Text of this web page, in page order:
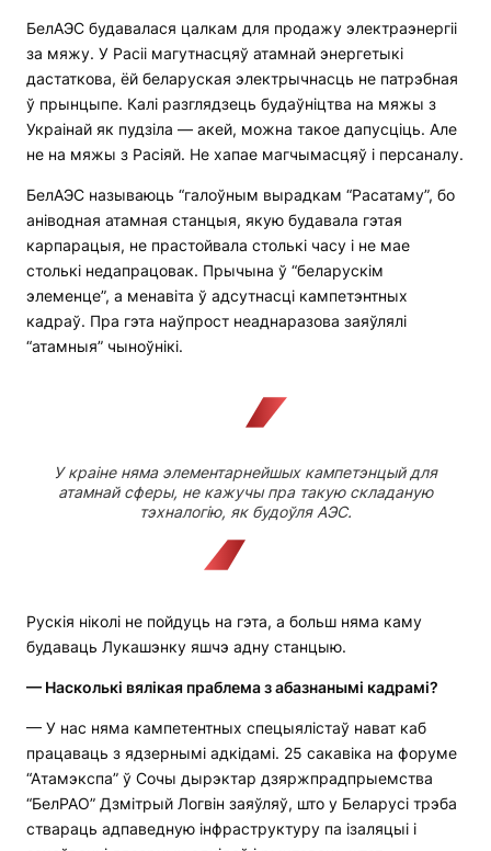
БелАЭС будавалася цалкам для продажу электраэнергіі
за мяжу. У Расіі магутнасцяў атамнай энергетыкі
дастаткова, ёй беларуская электрычнасць не патрэбная
ў прынцыпе. Калі разглядзець будаўніцтва на мяжы з
Украінай як пудзіла — акей, можна такое дапусціць. Але
не на мяжы з Расіяй. Не хапае магчымасцяў і персаналу.
БелАЭС называюць “галоўным вырадкам “Расатаму”, бо
аніводная атамная станцыя, якую будавала гэтая
карпарацыя, не прастойвала столькі часу і не мае
столькі недапрацовак. Прычына ў “беларускім
элеменце”, а менавіта ў адсутнасці кампетэнтных
кадраў. Пра гэта наўпрост неаднаразова заяўлялі
“атамныя” чыноўнікі.
У краіне няма элементарнейшых кампетэнцый для
атамнай сферы, не кажучы пра такую складаную
тэхналогію, як будоўля АЭС.
Рускія ніколі не пойдуць на гэта, а больш няма каму
будаваць Лукашэнку яшчэ адну станцыю.
— Насколькі вялікая праблема з абазнанымі кадрамі?
— У нас няма кампетентных спецыялістаў нават каб
працаваць з ядзернымі адкідамі. 25 сакавіка на форуме
“Атамэкспа” ў Сочы дырэктар дзяржпрадпрыемства
“БелРАО” Дзмітрый Логвін заяўляў, што у Беларусі трэба
ствараць адпаведную інфраструктуру па ізаляцыі і